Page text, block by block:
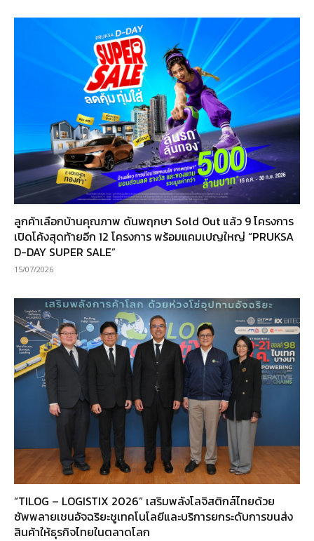
ลูกค้าเลือกบ้านคุณภาพ ดันพฤกษา Sold Out แล้ว 9 โครงการ
เปิดโค้งสุดท้ายอีก 12 โครงการ พร้อมแคมเปญใหญ่ “PRUKSA
D-DAY SUPER SALE”
15/07/2026
“TILOG – LOGISTIX 2026” เสริมพลังโลจิสติกส์ไทยด้วย
ซัพพลายเชนอัจฉริยะชูเทคโนโลยีและบริการยกระดับการขนส่ง
สินค้าให้ธุรกิจไทยในตลาดโลก